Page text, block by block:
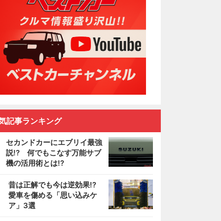
記事ランキング
セカンドカーにエブリイ最強
説!? 何でもこなす万能サブ
機の活用術とは!?
昔は正解でも今は逆効果!?
愛車を傷める「思い込みケ
ア」3選